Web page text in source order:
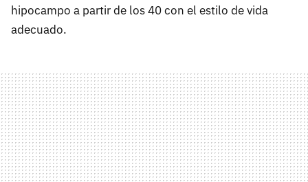
hipocampo a partir de los 40 con el estilo de vida
adecuado.